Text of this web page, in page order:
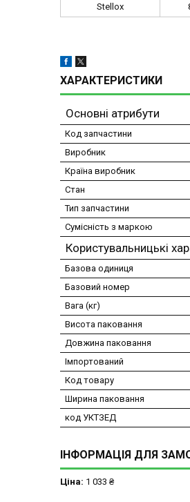
Stellox
ХАРАКТЕРИСТИКИ
Основні атрибути
Код запчастини
Виробник
Країна виробник
Стан
Тип запчастини
Сумісність з маркою
Користувальницькі
Базова одиниця
Базовий номер
Вага (кг)
Висота паковання
Довжина паковання
Імпортований
Код товару
Ширина паковання
код УКТЗЕД
ІНФОРМАЦІЯ ДЛЯ
Ціна: 1 033 ₴